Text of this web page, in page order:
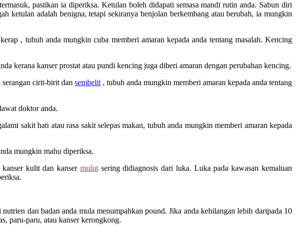
pastikan ia diperiksa. Ketulan boleh didapati semasa mandi rutin anda. Sabun diri
ketulan adalah benigna, tetapi sekiranya benjolan berkembang atau berubah, ia mungkin
, tubuh anda mungkin cuba memberi amaran kepada anda tentang masalah. Kencing
kerana kanser prostat atau pundi kencing juga diberi amaran dengan perubahan kencing.
serangan cirit-birit dan sembelit , tubuh anda mungkin memberi amaran kepada anda tentang
doktor anda.
sakit hati atau rasa sakit selepas makan, tubuh anda mungkin memberi amaran kepada
mungkin mahu diperiksa.
kulit dan kanser mulutsering didiagnosis dari luka. Luka pada kawasan kemaluan
dan badan anda mula menumpahkan pound. Jika anda kehilangan lebih daripada 10
paru-paru, atau kanser kerongkong.